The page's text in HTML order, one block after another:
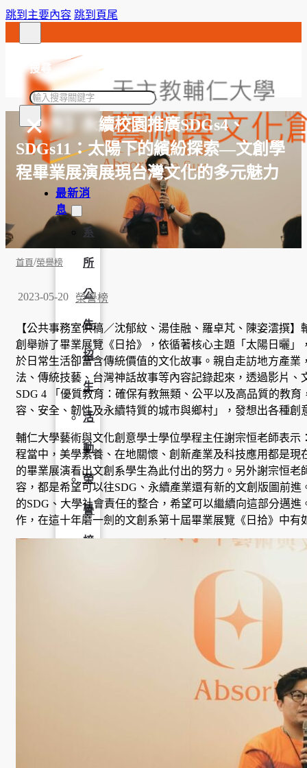
跳到主要內容 跳到頁尾
搜尋
搜
×
最新消
息
系
所
公
告
招
生
活
動
榮
譽
榜
【系所】永續校園推廣SDGs4、
SDGs11：太陽下的繽紛探索—文創學
程畢業展演展現台灣文化的多元魅力
首頁/榮譽榜
2023-05-20 榮譽榜
【公共事務室供稿／沈郁紋、湯佳融、羅卓芃、陳姿澐撰
創舉辦了畢業展覽《日拾》，依循著核心主題「太陽日曬
於日常生活卻富含傳統價值的文化故事。親自走訪地方產
法、傳統技藝、台灣神話故事等內容記錄起來，透過影片
SDG 4 「優質教育：確保有教無類、公平以及高品質的教
容、安全、韌性及永續特質的城市與鄉村」，發想出各種
輔仁大學藝術與文化創意學士學位學程主任謝宗恒老師表
程當中，美學素養、在地關懷、創新產業及科技應用都是
的畢業展演看出文創系學生為此付出的努力。另外謝宗恒
容，都是希望可以往SDG、永續產業還有新的文創版圖前
的SDG、大學社會責任的整合，希望可以繼續向這部分邁
作，在這十年磨一劍的文創系第十屆畢業展覽《日拾》中有